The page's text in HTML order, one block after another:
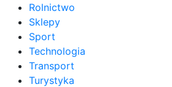
Rolnictwo
Sklepy
Sport
Technologia
Transport
Turystyka